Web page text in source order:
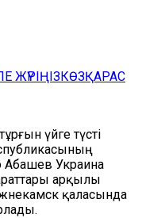
ЖҮРІҢІЗКӨЗҚАРАС
үйге түсті
Абашев Украина
арқылы
қаласында